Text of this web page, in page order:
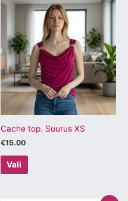
Cache top. Suurus XS
€15.00
Vali
Sellel
tootel
on
mitu
varianti.
Valikuid
saab
teha
tootelehel.